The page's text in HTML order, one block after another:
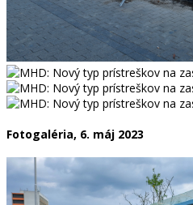
Fotogaléria, 6. máj 2023